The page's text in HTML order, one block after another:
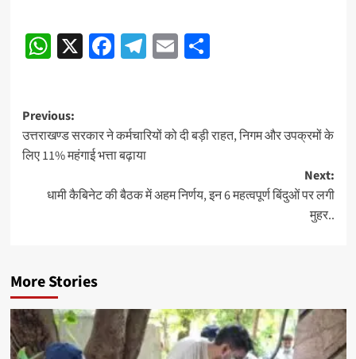
Post
navigation
WhatsApp
X Facebook
Telegram
EmailShare
Post
navigation
Previous:
उत्तराखण्ड सरकार ने कर्मचारियों को दी बड़ी राहत, निगम और उपक्रमों के
लिए 11% महंगाई भत्ता बढ़ाया
Next:
धामी कैबिनेट की बैठक में अहम निर्णय, इन 6 महत्वपूर्ण बिंदुओं पर लगी
मुहर..
More Stories